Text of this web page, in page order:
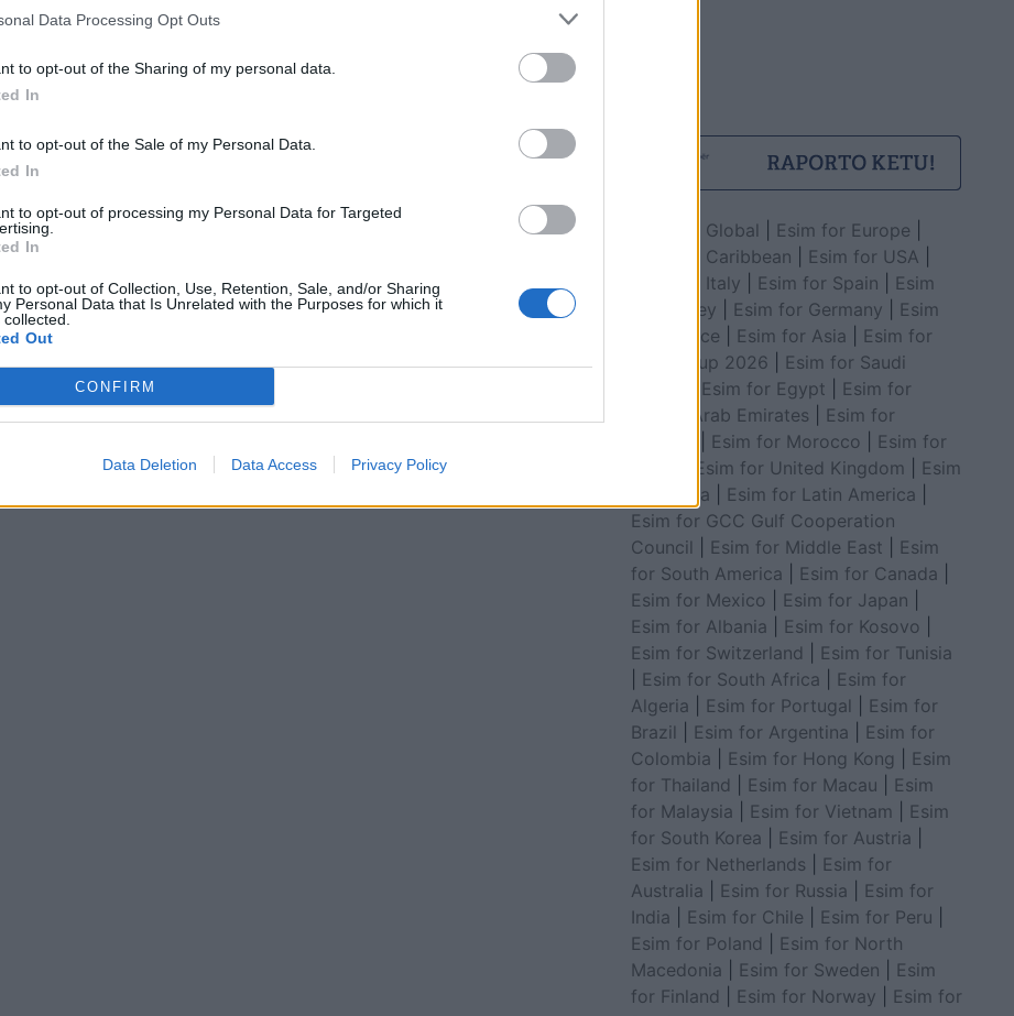
Data Processing Opt Outs
to opt-out of the Sharing of my personal data.
In
to opt-out of the Sale of my Personal Data.
In
to opt-out of processing my Personal Data for Targeted
In
to opt-out of Collection, Use, Retention, Sale, and/or Sharing
Personal Data that Is Unrelated with the Purposes for which it
Out
CONFIRM
Data Deletion Data Access Privacy Policy
Esim for Global Esim for Europe
Esim for Caribbean
Esim for USA
Esim for Italy
Esim for Spain
Esim
for Turkey
Esim for Germany
Esim
for Greece
Esim for Asia
Esim for
World Cup 2026
Esim for Saudi
Esim for Egypt
Esim for
United Arab Emirates
Esim for
Esim for Morocco
Esim for
Esim for United Kingdom
Esim
for Africa
Esim for Latin America
Esim for GCC Gulf Cooperation
Council
Esim for Middle East
Esim
for South America
Esim for Canada
Esim for Mexico
Esim for Japan
Esim for Albania
Esim for Kosovo
Esim for Switzerland
Esim for Tunisia
Esim for South Africa
Esim for
Algeria
Esim for Portugal
Esim for
Brazil
Esim for Argentina
Esim for
Colombia
Esim for Hong Kong
Esim
for Thailand
Esim for Macau
Esim
for Malaysia
Esim for Vietnam
Esim
for South Korea
Esim for Austria
Esim for Netherlands
Esim for
Australia
Esim for Russia
Esim for
India
Esim for Chile Esim for Peru
Esim for Poland
Esim for North
Macedonia
Esim for Sweden
Esim
for Finland
Esim for Norway
Esim for